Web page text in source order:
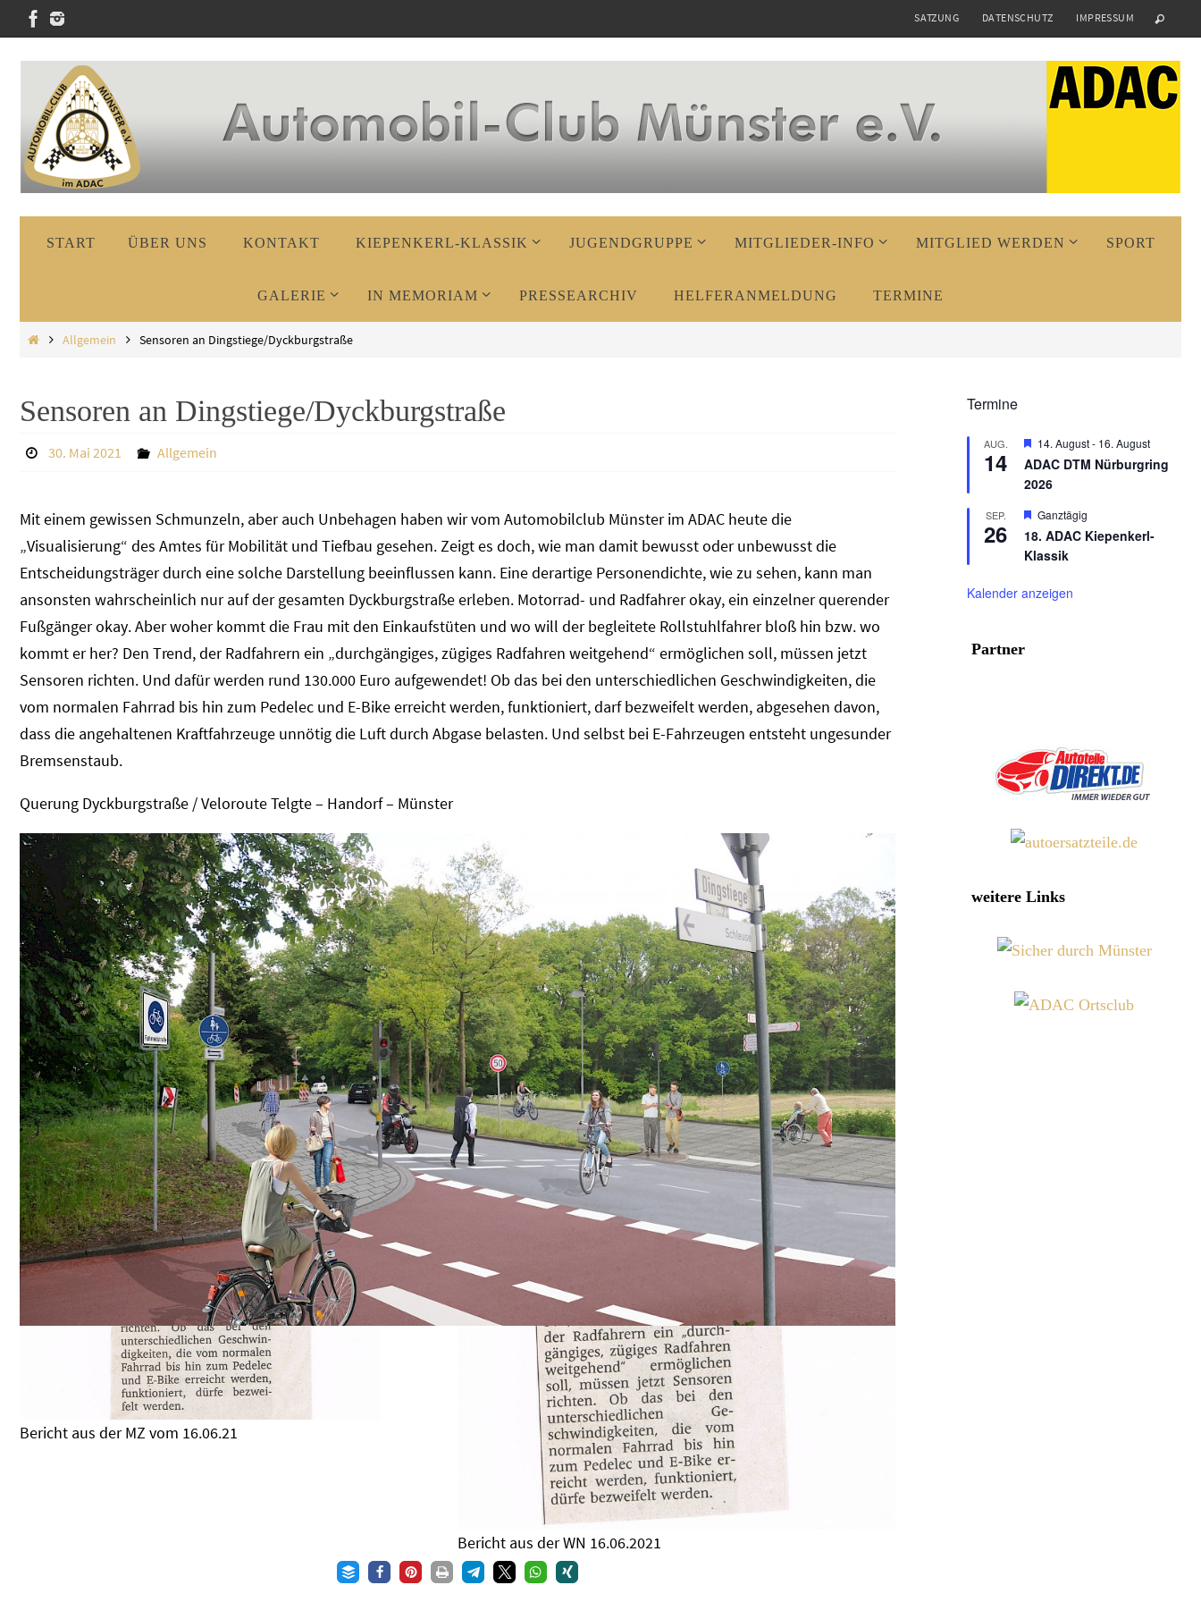
Zum
Inhalt
springen
SATZUNG DATENSCHUTZ IMPRESSUM
InhaltSTART ÜBER UNS KONTAKT KIEPENKERL-KLASSIK JUGENDGRUPPE MITGLIEDER-INFO MITGLIED WERDEN SPORT
GALERIE IN MEMORIAM PRESSEARCHIV HELFERANMELDUNG TERMINE
StartAllgemein Sensoren an Dingstiege/Dyckburgstraße
Sensoren an Dingstiege/Dyckburgstraße
30. Mai 2021 Allgemein
Mit einem gewissen Schmunzeln, aber auch Unbehagen haben wir vom Automobilclub Münster im ADAC heute die
„Visualisierung“ des Amtes für Mobilität und Tiefbau gesehen. Zeigt es doch, wie man damit bewusst oder unbewusst die
Entscheidungsträger durch eine solche Darstellung beeinflussen kann. Eine derartige Personendichte, wie zu sehen, kann man
ansonsten wahrscheinlich nur auf der gesamten Dyckburgstraße erleben. Motorrad- und Radfahrer okay, ein einzelner querender
Fußgänger okay. Aber woher kommt die Frau mit den Einkaufstüten und wo will der begleitete Rollstuhlfahrer bloß hin bzw. wo
kommt er her? Den Trend, der Radfahrern ein „durchgängiges, zügiges Radfahren weitgehend“ ermöglichen soll, müssen jetzt
Sensoren richten. Und dafür werden rund 130.000 Euro aufgewendet! Ob das bei den unterschiedlichen Geschwindigkeiten, die
vom normalen Fahrrad bis hin zum Pedelec und E-Bike erreicht werden, funktioniert, darf bezweifelt werden, abgesehen davon,
dass die angehaltenen Kraftfahrzeuge unnötig die Luft durch Abgase belasten. Und selbst bei E-Fahrzeugen entsteht ungesunder
Bremsenstaub.
Querung Dyckburgstraße / Veloroute Telgte – Handorf – Münster
Bericht aus der MZ vom 16.06.21
Bericht aus der WN 16.06.2021
Termine
AUG.
14
Hervorgehoben
14. August- 16. August
ADAC DTM Nürburgring
2026
SEP.
26
Hervorgehoben
Ganztägig
18. ADAC Kiepenkerl-
Klassik
Kalender anzeigen
Partner
weitere Links